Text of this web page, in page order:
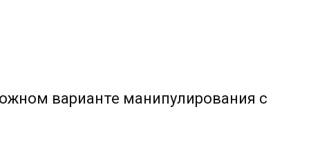
варианте манипулирования с